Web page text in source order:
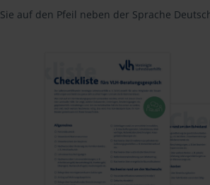
Sie auf den Pfeil neben der Sprache